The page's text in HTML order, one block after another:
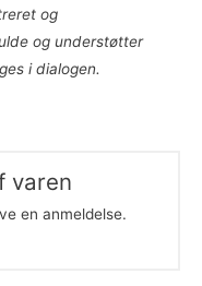
og
og understøtter
i dialogen.
varen
en anmeldelse.